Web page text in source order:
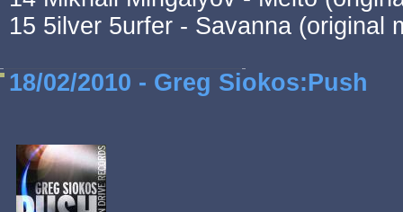
15 5ilver 5urfer - Savanna (original
18/02/2010 - Greg Siokos:Push